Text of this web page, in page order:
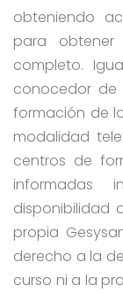
obteniendo
para
completo.
conocedor de
formación de
modalidad
centros de
informadas
disponibilidad
propia
derecho a la
curso ni a la